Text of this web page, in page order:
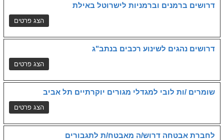
דרושים ברמנים וברמניות לישרוטל באילת
דרושים נהגים לשינוע רכבים בנתב"ג
שומרים /ות לובי למגדלי מגורים יוקרתיים תל אביב
לחברת אבטחה דרוש/ה מאבטח/ת לתגבורים